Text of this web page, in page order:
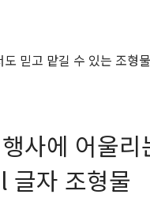
도 믿고 맡길 수 있는 조형
사에 어울리
자 조형물